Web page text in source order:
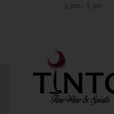
1 pm - 5 pm